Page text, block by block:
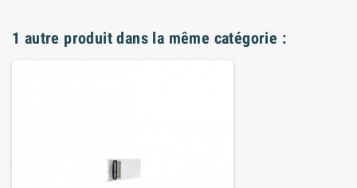
1 autre produit dans la même catégorie :